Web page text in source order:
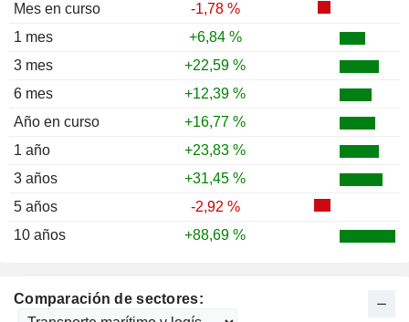
Mes en curso
-1,78 %
1 mes
+6,84 %
3 mes
+22,59 %
6 mes
+12,39 %
Año en curso
+16,77 %
1 año
+23,83 %
3 años
+31,45 %
5 años
-2,92 %
10 años
+88,69 %
Comparación de sectores: